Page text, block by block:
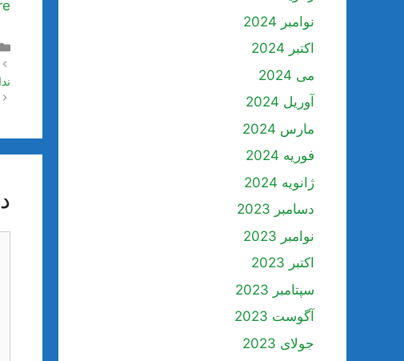
نوامبر 2024
اکتبر 2024
می 2024
آوریل 2024
مارس 2024
فوریه 2024
ژانویه 2024
دسامبر 2023
نوامبر 2023
اکتبر 2023
سپتامبر 2023
آگوست 2023
جولای 2023